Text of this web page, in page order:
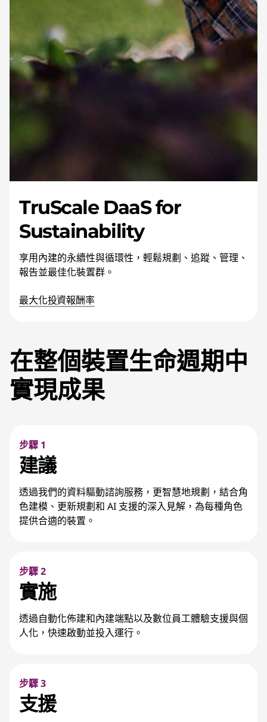
TruScale DaaS for
Sustainability
享用內建的永續性與循環性，輕鬆規劃、追蹤、管理、
報告並最佳化裝置群。
最大化投資報酬率
在整個裝置生命週期中
實現成果
步驟 1
建議
透過我們的資料驅動諮詢服務，更智慧地規劃，結合角
色建模、更新規劃和 AI 支援的深入見解，為每種角色
提供合適的裝置。
步驟 2
實施
透過自動化佈建和內建端點以及數位員工體驗支援與個
人化，快速啟動並投入運行。
步驟 3
支援